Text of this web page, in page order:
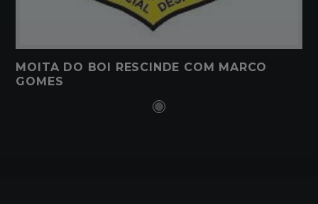
MOITA DO BOI RESCINDE COM MARCO
GOMES